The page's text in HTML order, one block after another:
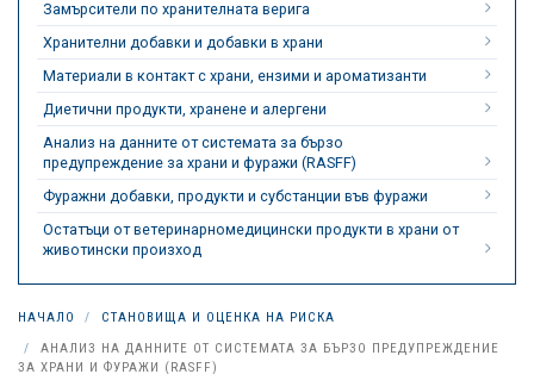
Замърсители по хранителната верига
Хранителни добавки и добавки в храни
Материали в контакт с храни, ензими и ароматизанти
Диетични продукти, хранене и алергени
Анализ на данните от системата за бързо
предупреждение за храни и фуражи (RASFF)
Фуражни добавки, продукти и субстанции във фуражи
Остатъци от ветеринарномедицински продукти в храни от
животински произход
НАЧАЛО
СТАНОВИЩА И ОЦЕНКА НА РИСКА
АНАЛИЗ НА ДАННИТЕ ОТ СИСТЕМАТА ЗА БЪРЗО ПРЕДУПРЕЖДЕНИЕ
ЗА ХРАНИ И ФУРАЖИ (RASFF)